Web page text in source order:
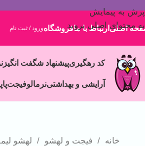
پرش به پیمایش
به محتوای اصلی بروید
اصلی ارتباط با مافروشگاهورود / ثبت نام
کد رهگیریپیشنهاد شگفت انگیز
آرایشی و بهداشتینرمالوفیجت
خانه / فیجت و لهشو / لهشو